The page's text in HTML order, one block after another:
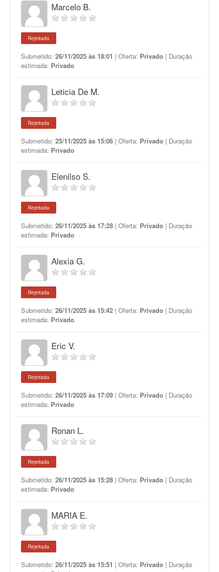
Marcelo B.
Rejeitada
Submetido: 26/11/2025 às 18:01 | Oferta: Privado | Duração
estimada: Privado
Leticia De M.
Rejeitada
Submetido: 25/11/2025 às 15:06 | Oferta: Privado | Duração
estimada: Privado
Elenilso S.
Rejeitada
Submetido: 26/11/2025 às 17:28 | Oferta: Privado | Duração
estimada: Privado
Alexia G.
Rejeitada
Submetido: 26/11/2025 às 15:42 | Oferta: Privado | Duração
estimada: Privado
Eric V.
Rejeitada
Submetido: 26/11/2025 às 17:09 | Oferta: Privado | Duração
estimada: Privado
Ronan L.
Rejeitada
Submetido: 26/11/2025 às 15:28 | Oferta: Privado | Duração
estimada: Privado
MARIA E.
Rejeitada
Submetido: 26/11/2025 às 15:51 | Oferta: Privado | Duração